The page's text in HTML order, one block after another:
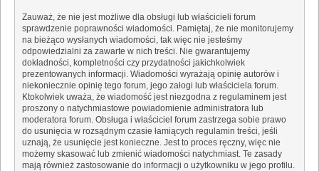
Zauważ, że nie jest możliwe dla obsługi lub właścicieli forum
sprawdzenie poprawności wiadomości. Pamiętaj, że nie monitorujemy
na bieżąco wysłanych wiadomości, tak więc nie jesteśmy
odpowiedzialni za zawarte w nich treści. Nie gwarantujemy
dokładności, kompletności czy przydatności jakichkolwiek
prezentowanych informacji. Wiadomości wyrażają opinię autorów i
niekoniecznie opinię tego forum, jego załogi lub właściciela forum.
Ktokolwiek uważa, że wiadomość jest niezgodna z regulaminem jest
proszony o natychmiastowe powiadomienie administratora lub
moderatora forum. Obsługa i właściciel forum zastrzega sobie prawo
do usunięcia w rozsądnym czasie łamiących regulamin treści, jeśli
uznają, że usunięcie jest konieczne. Jest to proces ręczny, więc nie
możemy skasować lub zmienić wiadomości natychmiast. Te zasady
mają również zastosowanie do informacji o użytkowniku w jego profilu.